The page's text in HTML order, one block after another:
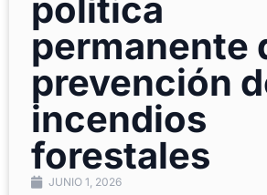
política
permanente
prevención
incendios
forestales
JUNIO 1, 2026